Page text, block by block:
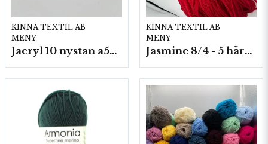
KINNA TEXTIL AB
MENY
Jacryl 10 nystan a50g./fp.
KINNA TEXTIL AB
MENY
Jasmine 8/4 - 5 härvor a200g./fp.